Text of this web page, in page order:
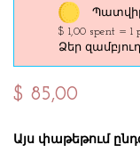
$ 1,00 spent = 1
Ձեր
$ 85,00
Այս փաթեթում